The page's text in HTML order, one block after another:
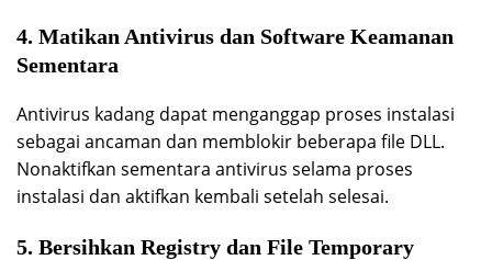
4. Matikan Antivirus dan Software Keamanan
Sementara
Antivirus kadang dapat menganggap proses instalasi
sebagai ancaman dan memblokir beberapa file DLL.
Nonaktifkan sementara antivirus selama proses
instalasi dan aktifkan kembali setelah selesai.
5. Bersihkan Registry dan File Temporary